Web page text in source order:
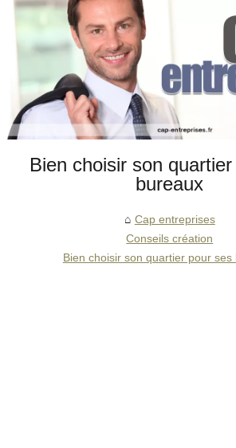
Bien choisir son
bureaux
Cap entreprises
Conseils création
Bien choisir son quartier pour ses